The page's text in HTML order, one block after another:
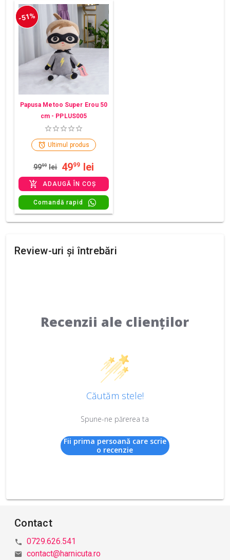
-51%
Papusa Metoo Super Erou 50
cm - PPLUS005
Ultimul produs
9999 lei 4999 lei
ADAUGĂ ÎN COȘ
Comandă rapid
Review-uri și întrebări
Recenzii ale clienților
Căutăm stele!
Spune-ne părerea ta
Fii prima persoană care scrie
o recenzie
Contact
0729.626.541
contact@harnicuta.ro